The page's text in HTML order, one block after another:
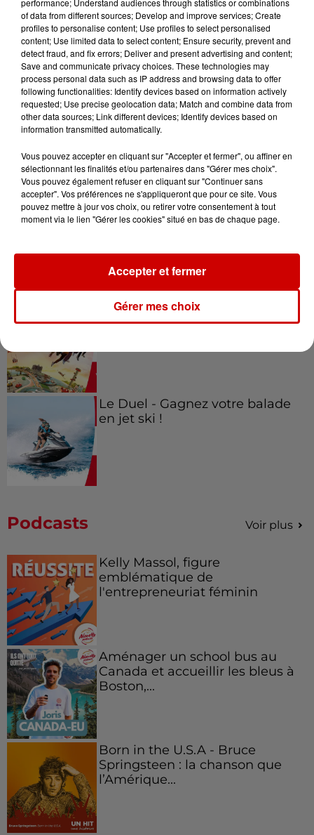
Jeux Voir plus
Gagnez vos places pour le
Festival du Roi Arthur 2026 !
Gagnez vos entrées pour le
Alouette vous invite à
Futuroscope Xperiences !
Le Duel - Gagnez votre balade
en jet ski !
Podcasts Voir plus
Kelly Massol, figure
emblématique de
l'entrepreneuriat féminin
Aménager un school bus au
Canada et accueillir les bleus à
Boston,...
Born in the U.S.A - Bruce
Springsteen : la chanson que
l’Amérique...
performance; Understand audiences through statistics or combinations
of data from different sources; Develop and improve services; Create
profiles to personalise content; Use profiles to select personalised
content; Use limited data to select content; Ensure security, prevent and
detect fraud, and fix errors; Deliver and present advertising and content;
Save and communicate privacy choices. These technologies may
process personal data such as IP address and browsing data to offer
following functionalities: Identify devices based on information actively
requested; Use precise geolocation data; Match and combine data from
other data sources; Link different devices; Identify devices based on
information transmitted automatically.
Vous pouvez accepter en cliquant sur "Accepter et fermer", ou affiner en
sélectionnant les finalités et/ou partenaires dans "Gérer mes choix".
Vous pouvez également refuser en cliquant sur "Continuer sans
accepter". Vos préférences ne s'appliqueront que pour ce site. Vous
pouvez mettre à jour vos choix, ou retirer votre consentement à tout
moment via le lien "Gérer les cookies" situé en bas de chaque page.
Gérer mes choix
Accepter et fermer